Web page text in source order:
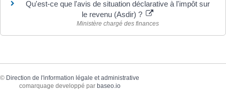
Qu'est-ce que l'avis de situation déclarative à l'impôt sur
le revenu (Asdir) ?
Ministère chargé des finances
© Direction de l'information légale et administrative
comarquage developpé par baseo.io